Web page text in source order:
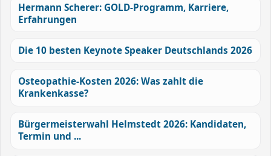
Hermann Scherer: GOLD-Programm, Karriere,
Erfahrungen
Die 10 besten Keynote Speaker Deutschlands 2026
Osteopathie-Kosten 2026: Was zahlt die
Krankenkasse?
Bürgermeisterwahl Helmstedt 2026: Kandidaten,
Termin und ...